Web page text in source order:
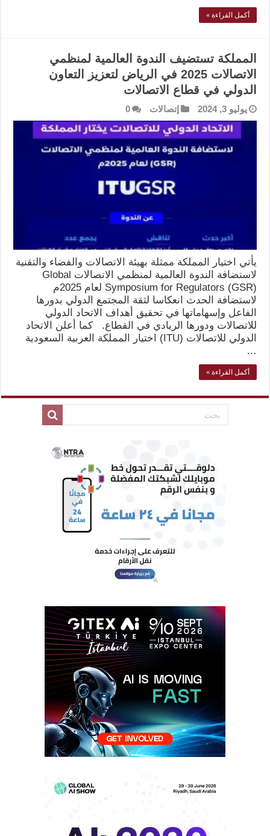
أكمل القراءة »
المملكة تستضيف الندوة العالمية لمنظمي
الاتصالات 2025 في الرياض لتعزيز التعاون
الدولي في قطاع الاتصالات
يوليو 3, 2024 إتصالات 0
يأتي اختيار المملكة ممثلة بهيئة الاتصالات والفضاء والتقنية
لاستضافة الندوة العالمية لمنظمي الاتصالات Global
Symposium for Regulators (GSR) لعام 2025م
لاستضافة الحدث انعكاسا لثقة المجتمع الدولي بدورها
الفاعل وإسهاماتها في تحقيق أهداف الاتحاد الدولي
للاتصالات ودورها الريادي في القطاع. كما أعلن الاتحاد
الدولي للاتصالات (ITU) اختيار المملكة العربية السعودية
…
أكمل القراءة »